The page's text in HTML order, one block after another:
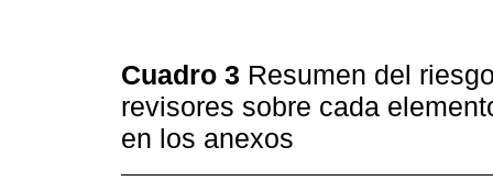
Cuadro 3 Resumen del
revisores sobre cada
en los anexos